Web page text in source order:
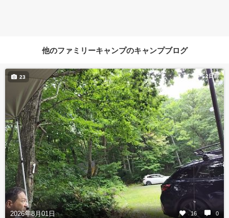
他のファミリーキャンプのキャンプブログ
2日前
2026年8月01日 16 0
23